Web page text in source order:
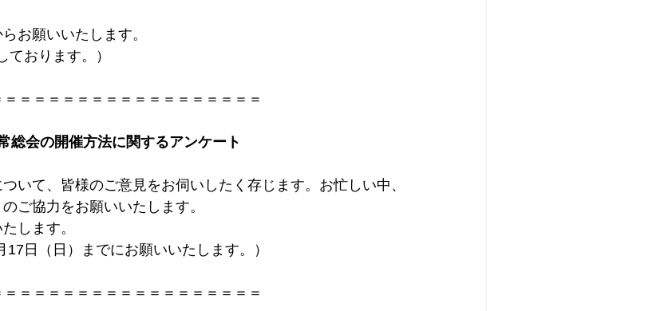
お願いいたします。
ております。）
＝＝＝＝＝＝＝＝＝＝＝＝＝＝＝＝＝＝
総会の開催方法に関するアンケート
いて、皆様のご意見をお伺いしたく存じます。お忙しい中、
ご協力をお願いいたします。
します。
17日（日）までにお願いいたします。）
＝＝＝＝＝＝＝＝＝＝＝＝＝＝＝＝＝＝